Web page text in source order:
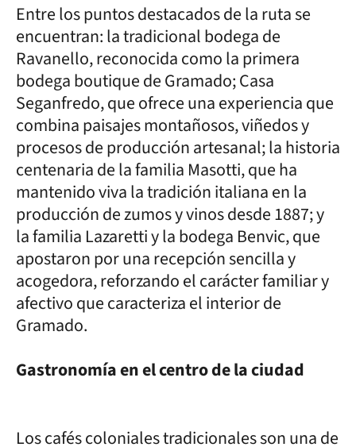
Entre los puntos destacados de la ruta se
encuentran: la tradicional bodega de
Ravanello, reconocida como la primera
bodega boutique de Gramado; Casa
Seganfredo, que ofrece una experiencia que
combina paisajes montañosos, viñedos y
procesos de producción artesanal; la historia
centenaria de la familia Masotti, que ha
mantenido viva la tradición italiana en la
producción de zumos y vinos desde 1887; y
la familia Lazaretti y la bodega Benvic, que
apostaron por una recepción sencilla y
acogedora, reforzando el carácter familiar y
afectivo que caracteriza el interior de
Gramado.
Gastronomía en el centro de la ciudad
Los cafés coloniales tradicionales son una de